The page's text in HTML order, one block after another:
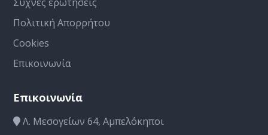
Πολιτική Απορρήτου
Cookies
Επικοινωνία
Επικοινωνία
Λ. Μεσογείων 64, Αμπελόκηποι